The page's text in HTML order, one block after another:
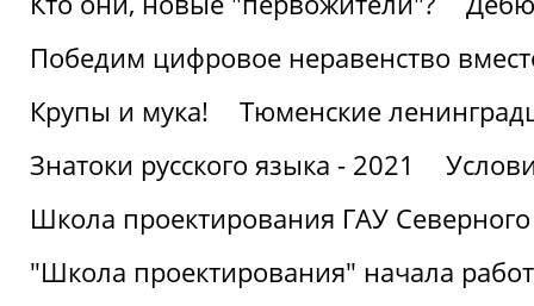
Победим цифровое неравенство
Крупы и мука!
Тюменские
Знатоки русского языка - 2021
Школа проектирования ГАУ
"Школа проектирования" начала